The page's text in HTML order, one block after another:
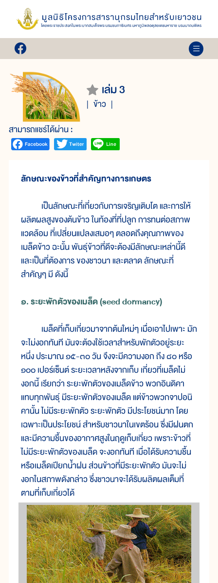
เล่ม 3
ข้าว
สามารถแชร์ได้ผ่าน :
ลักษณะของข้าวที่สำคัญทางการเกษตร
เป็นลักษณะที่เกี่ยวกับการเจริญเติบโต และการให้
ผลิตผลสูงของต้นข้าว ในท้องที่ที่ปลูก การทนต่อสภาพ
แวดล้อม ที่เปลี่ยนแปลงเสมอๆ ตลอดถึงคุณภาพของ
เมล็ดข้าว ฉะนั้น พันธุ์ข้าวที่ดีจะต้องมีลักษณะเหล่านี้ดี
และเป็นที่ต้องการ ของชาวนา และตลาด ลักษณะที่
สำคัญๆ มี ดังนี้
๑. ระยะพักตัวของเมล็ด (seed dormancy)
เมล็ดที่เก็บเกี่ยวมาจากต้นใหม่ๆ เมื่อเอาไปเพาะ มัก
จะไม่งอกทันที มันจะต้องใช้เวลาสำหรับพักตัวอยู่ระยะ
หนึ่ง ประมาณ ๑๕-๓๐ วัน จึงจะมีความงอก ถึง ๘๐ หรือ
๑๐๐ เปอร์เซ็นต์ ระยะเวลาหลังจากเก็บ เกี่ยวที่เมล็ดไม่
งอกนี้ เรียกว่า ระยะพักตัวของเมล็ดข้าว พวกอินดิคา
แทบทุกพันธุ์ มีระยะพักตัวของเมล็ด แต่ข้าวพวกจาปอนิ
คานั้น ไม่มีระยะพักตัว ระยะพักตัว มีประโยชน์มาก โดย
เฉพาะเป็นประโยชน์ สำหรับชาวนาในเขตร้อน ซึ่งมีฝนตก
และมีความชื้นของอากาศสูงในฤดูเก็บเกี่ยว เพราะข้าวที่
ไม่มีระยะพักตัวของเมล็ด จะงอกทันที เมื่อได้รับความชื้น
หรือเมล็ดเปียกน้ำฝน ส่วนข้าวที่มีระยะพักตัว มันจะไม่
งอกในสภาพดังกล่าว ซึ่งชาวนาจะได้รับผลิตผลเต็มที่
ตามที่เก็บเกี่ยวได้